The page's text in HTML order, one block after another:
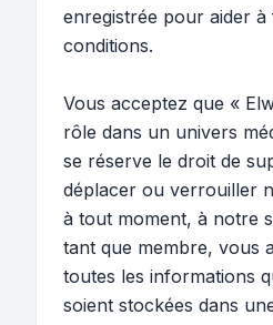
enregistrée pour aider
conditions.
Vous acceptez que «
rôle dans un univers
se réserve le droit de
déplacer ou verrouiller
à tout moment, à notre
tant que membre, vous
toutes les informations
soient stockées dans